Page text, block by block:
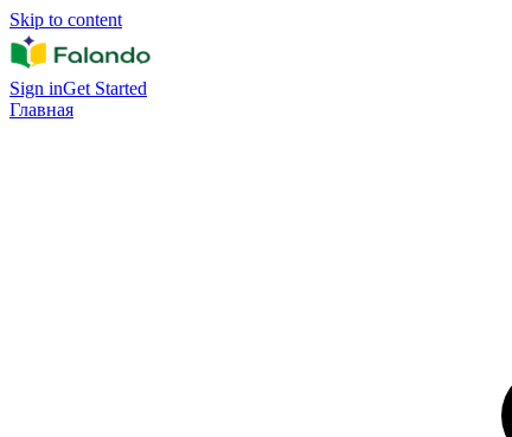
Skip to content
Sign inGet Started
Главная